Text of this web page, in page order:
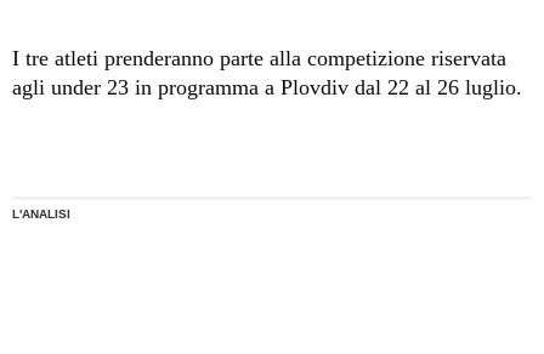
I tre atleti prenderanno parte alla competizione riservata
agli under 23 in programma a Plovdiv dal 22 al 26 luglio.
L'ANALISI